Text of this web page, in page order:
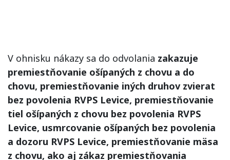
V ohnisku nákazy sa do odvolania zakazuje
premiestňovanie ošípaných z chovu a do
chovu, premiestňovanie iných druhov zvierat
bez povolenia RVPS Levice, premiestňovanie
tiel ošípaných z chovu bez povolenia RVPS
Levice, usmrcovanie ošípaných bez povolenia
a dozoru RVPS Levice, premiestňovanie mäsa
z chovu, ako aj zákaz premiestňovania